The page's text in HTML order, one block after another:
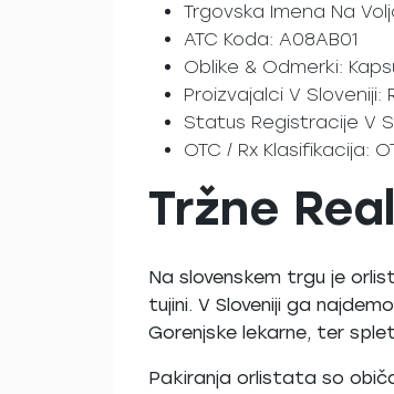
Trgovska Imena Na
ATC Koda: A08AB01
Oblike & Odmerki:
Proizvajalci V
Status Registracije V
OTC / Rx Klasifikacija:
Tržne
Na slovenskem trgu je
tujini. V Sloveniji ga
Gorenjske lekarne, ter
Pakiranja orlistata so